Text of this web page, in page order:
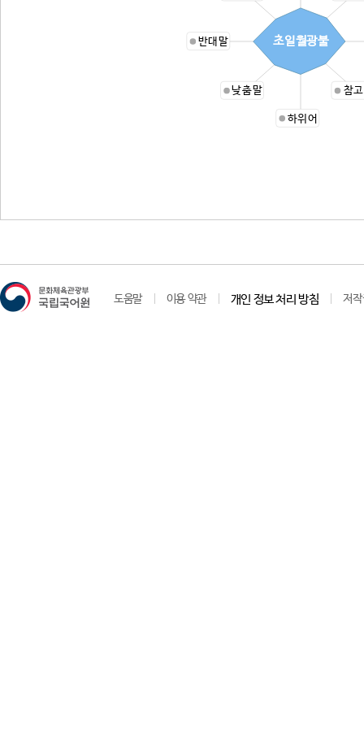
참
하위어
낮춤말
반대말 초일월광불
도움말 이용 약관 개인 정보 처리 방침 저